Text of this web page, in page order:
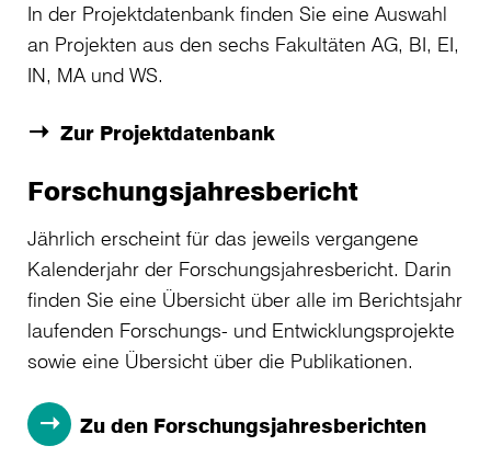
In der Projektdatenbank finden Sie eine Auswahl
an Projekten aus den sechs Fakultäten AG, BI, EI,
IN, MA und WS.
Zur Projektdatenbank
Forschungsjahresbericht
Jährlich erscheint für das jeweils vergangene
Kalenderjahr der Forschungsjahresbericht. Darin
finden Sie eine Übersicht über alle im Berichtsjahr
laufenden Forschungs- und Entwicklungsprojekte
sowie eine Übersicht über die Publikationen.
Zu den Forschungsjahresberichten